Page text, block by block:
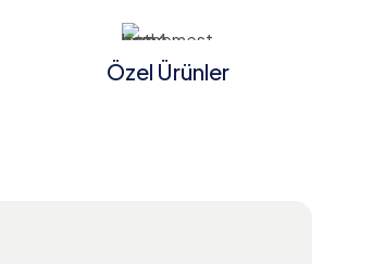
Özel Ürünler